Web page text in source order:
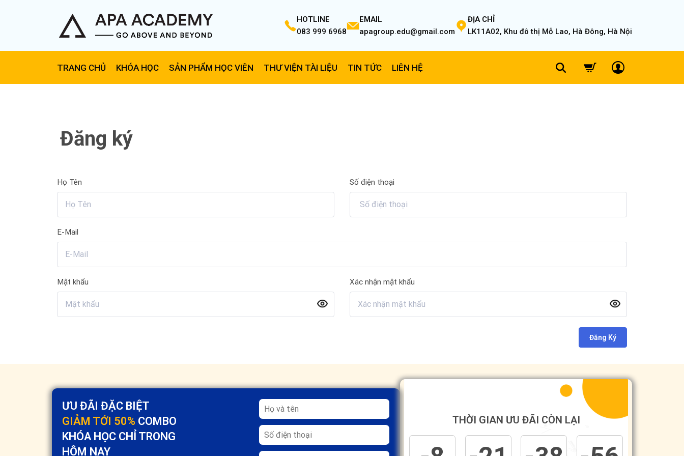
HOTLINE
083 999 6968
EMAIL
apagroup.edu@gmail.com
ĐỊA CHỈ
LK11A02, Khu đô thị Mỗ Lao, Hà Đông, Hà Nội
TRANG CHỦ KHÓA HỌC SẢN PHẨM HỌC VIÊN THƯ VIỆN TÀI LIỆU TIN TỨC LIÊN HỆ
Đăng ký
Họ Tên Số điện thoại
E-Mail
Mật khẩu Xác nhận mật khẩu
Đăng Ký
ƯU ĐÃI ĐẶC BIỆT
GIẢM TỚI 50% COMBO
KHÓA HỌC CHỈ TRONG
HÔM NAY
THỜI GIAN ƯU ĐÃI CÒN LẠI